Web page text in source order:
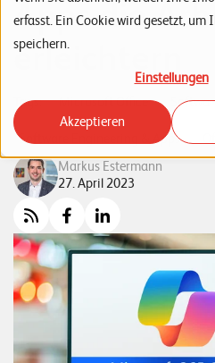
erfasst. Ein Cookie wird gesetzt, um
speichern.
Einstellungen
Akzeptieren
Apps die
erleichtern
Tags: Microsoft Office
Software Engineering & Apps
Markus Estermann
27. April 2023